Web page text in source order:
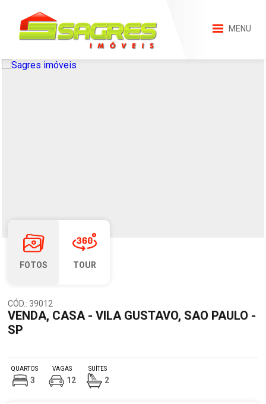
MENU
FOTOS TOUR
CÓD.: 39012
VENDA, CASA - VILA GUSTAVO, SAO PAULO -
SP
QUARTOS
3
VAGAS
12
SUÍTES
2